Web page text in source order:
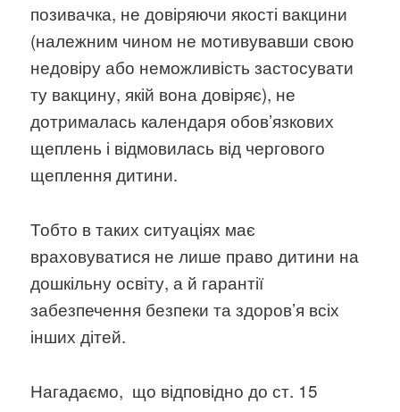
позивачка, не довіряючи якості вакцини
(належним чином не мотивувавши свою
недовіру або неможливість застосувати
ту вакцину, якій вона довіряє), не
дотрималась календаря обов’язкових
щеплень і відмовилась від чергового
щеплення дитини.
Тобто в таких ситуаціях має
враховуватися не лише право дитини на
дошкільну освіту, а й гарантії
забезпечення безпеки та здоров’я всіх
інших дітей.
Нагадаємо, що відповідно до ст. 15